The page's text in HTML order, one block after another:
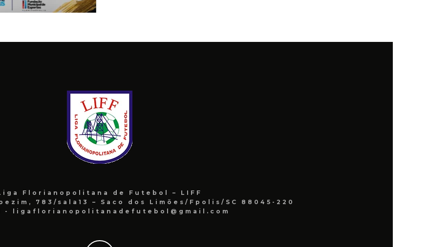
Florianopolitana de Futebol – LIFF
783/sala13 – Saco dos Limões/Fpolis/SC 88045-220
- ligaflorianopolitanadefutebol@gmail.com